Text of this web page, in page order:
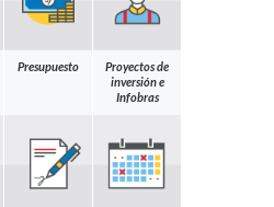
Presupuesto
Proyectos de
inversión e
Infobras